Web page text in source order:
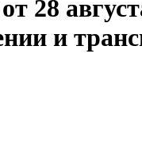
28
и